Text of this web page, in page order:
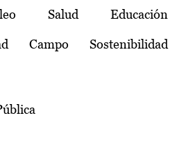
Salud Educación
Campo Sostenibilidad